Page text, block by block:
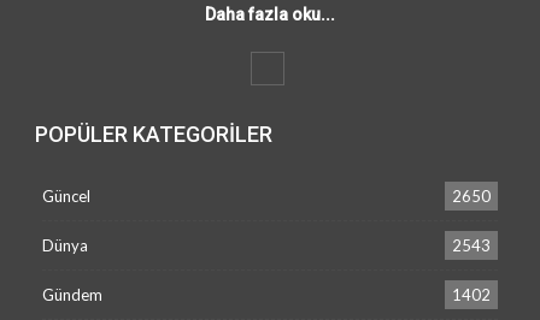
Daha fazla oku...
POPÜLER KATEGORILER
Güncel 2650
Dünya 2543
Gündem 1402